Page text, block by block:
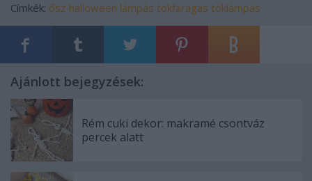
Címkék: ősz halloween lámpás tökfaragás töklámpás
Ajánlott bejegyzések:
Rém cuki dekor: makramé csontváz
percek alatt